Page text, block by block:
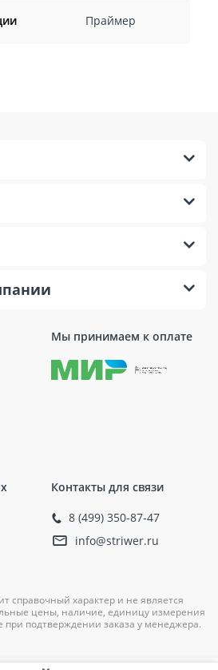
Праймер
Мы принимаем к оплате
Контакты для связи
8 (499) 350-87-47
info@striwer.ru
справочный характер и не является
цены, наличие, единицу измерения
при подтверждении заказа у менеджера.